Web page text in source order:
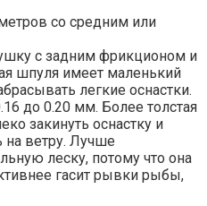
со средним или
с задним фрикционом и
шпуля имеет маленький
легкие оснастки.
до 0.20 мм. Более толстая
закинуть оснастку и
на ветру. Лучше
леску, потому что она
гасит рывки рыбы,